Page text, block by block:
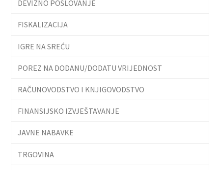
DEVIZNO POSLOVANJE
FISKALIZACIJA
IGRE NA SREĆU
POREZ NA DODANU/DODATU VRIJEDNOST
RAČUNOVODSTVO I KNJIGOVODSTVO
FINANSIJSKO IZVJEŠTAVANJE
JAVNE NABAVKE
TRGOVINA